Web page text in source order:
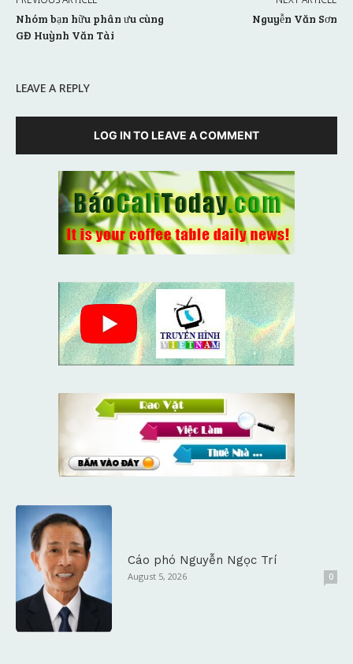
Nhóm bạn hữu phân ưu cùng
GĐ Huỳnh Văn Tài
Nguyễn Văn Sơn
LEAVE A REPLY
LOG IN TO LEAVE A COMMENT
Cáo phó Nguyễn Ngọc Trí
August 5, 2026 0